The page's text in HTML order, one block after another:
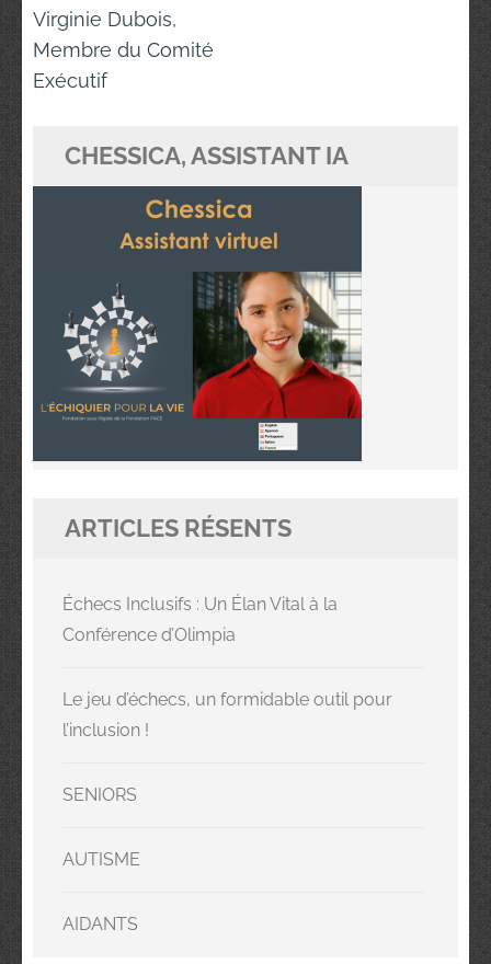
Navigation
de
l’article
Virginie Dubois,
Membre du Comité
Exécutif
CHESSICA, ASSISTANT IA
ARTICLES RÉSENTS
Échecs Inclusifs : Un Élan Vital à la
Conférence d’Olimpia
Le jeu d’échecs, un formidable outil pour
l’inclusion !
SENIORS
AUTISME
AIDANTS